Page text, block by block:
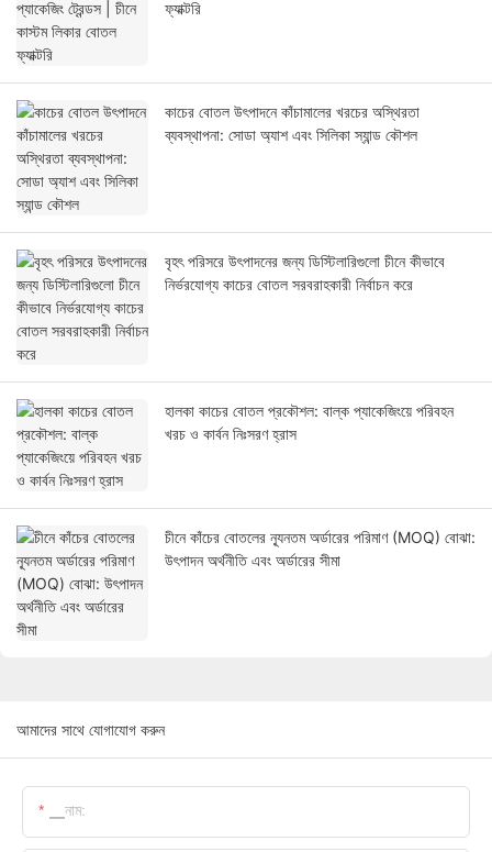
ফ্যাক্টরি
কাচের বোতল উৎপাদনে কাঁচামালের খরচের অস্থিরতা
ব্যবস্থাপনা: সোডা অ্যাশ এবং সিলিকা স্যান্ড কৌশল
বৃহৎ পরিসরে উৎপাদনের জন্য ডিস্টিলারিগুলো চীনে কীভাবে
নির্ভরযোগ্য কাচের বোতল সরবরাহকারী নির্বাচন করে
হালকা কাচের বোতল প্রকৌশল: বাল্ক প্যাকেজিংয়ে পরিবহন
খরচ ও কার্বন নিঃসরণ হ্রাস
চীনে কাঁচের বোতলের ন্যূনতম অর্ডারের পরিমাণ (MOQ) বোঝা:
উৎপাদন অর্থনীতি এবং অর্ডারের সীমা
আমাদের সাথে যোগাযোগ করুন
▁নাম: